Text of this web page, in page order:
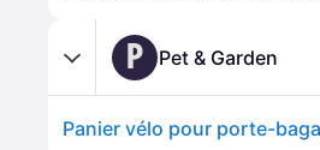
P Pet & Garden
Panier vélo pour porte-